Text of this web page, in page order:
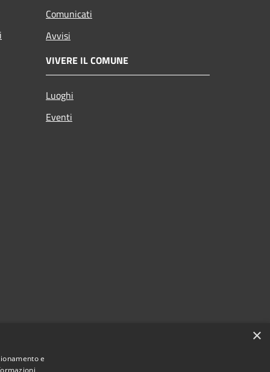
Comunicati
Avvisi
VIVERE IL COMUNE
Luoghi
Eventi
×
e